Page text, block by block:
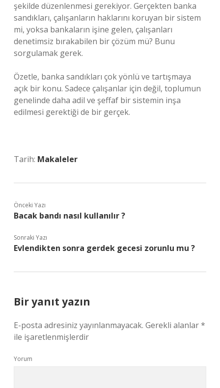
şekilde düzenlenmesi gerekiyor. Gerçekten banka
sandıkları, çalışanların haklarını koruyan bir sistem
mi, yoksa bankaların işine gelen, çalışanları
denetimsiz bırakabilen bir çözüm mü? Bunu
sorgulamak gerek.
Özetle, banka sandıkları çok yönlü ve tartışmaya
açık bir konu. Sadece çalışanlar için değil, toplumun
genelinde daha adil ve şeffaf bir sistemin inşa
edilmesi gerektiği de bir gerçek.
Tarih: Makaleler
Önceki Yazı
Bacak bandı nasıl kullanılır ?
Sonraki Yazı
Evlendikten sonra gerdek gecesi zorunlu mu ?
Bir yanıt yazın
E-posta adresiniz yayınlanmayacak. Gerekli alanlar*
ile işaretlenmişlerdir
Yorum